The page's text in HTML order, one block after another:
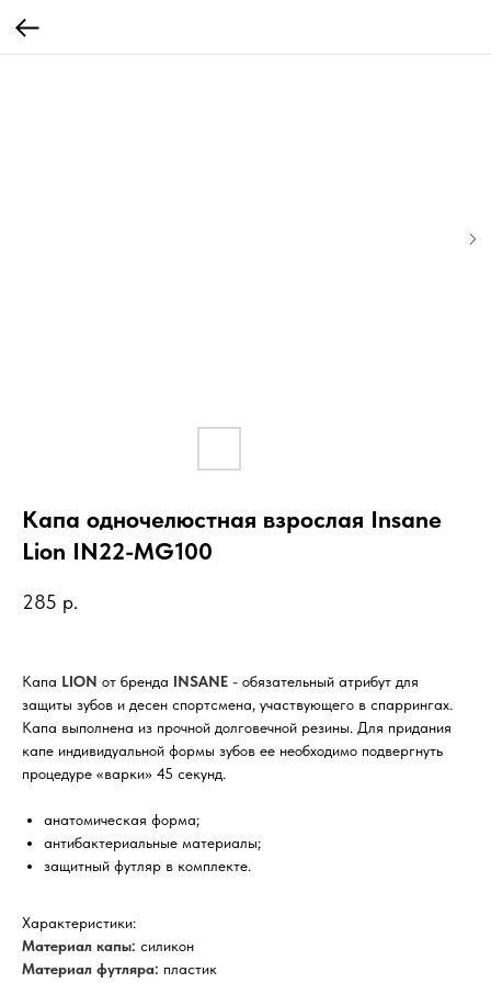
Капа одночелюстная взрослая Insane
Lion IN22-MG100
285 р.
Капа LION от бренда INSANE - обязательный атрибут для
защиты зубов и десен спортсмена, участвующего в спаррингах.
Капа выполнена из прочной долговечной резины. Для придания
капе индивидуальной формы зубов ее необходимо подвергнуть
процедуре «варки» 45 секунд.
анатомическая форма;
антибактериальные материалы;
защитный футляр в комплекте.
Характеристики:
Mатериал капы: силикон
Mатериал футляра: пластик